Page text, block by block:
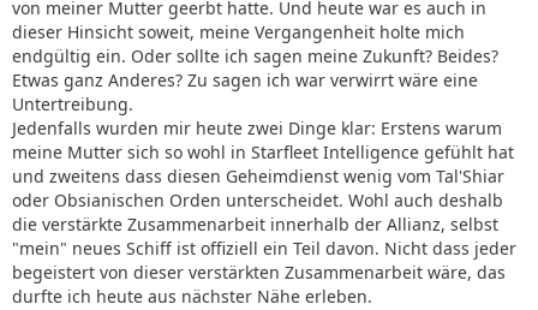
von meiner Mutter geerbt hatte. Und heute war es auch in
dieser Hinsicht soweit, meine Vergangenheit holte mich
endgültig ein. Oder sollte ich sagen meine Zukunft? Beides?
Etwas ganz Anderes? Zu sagen ich war verwirrt wäre eine
Untertreibung.
Jedenfalls wurden mir heute zwei Dinge klar: Erstens warum
meine Mutter sich so wohl in Starfleet Intelligence gefühlt hat
und zweitens dass diesen Geheimdienst wenig vom Tal'Shiar
oder Obsianischen Orden unterscheidet. Wohl auch deshalb
die verstärkte Zusammenarbeit innerhalb der Allianz, selbst
"mein" neues Schiff ist offiziell ein Teil davon. Nicht dass jeder
begeistert von dieser verstärkten Zusammenarbeit wäre, das
durfte ich heute aus nächster Nähe erleben.